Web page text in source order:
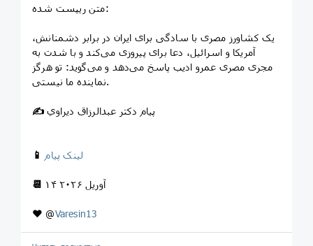
متن ریپست شده:
یک کشاورز مصری با سادگی برای ایران در برابر دشمنانش،
آمریکا و اسرائیل، دعا برای پیروزی می‌کند و با شدت به
مجری مصری عمرو ادیب پاسخ می‌دهد و می‌گوید: تو هرگز
نماینده ما نیستی.
✍️ پیام دکتر عبدالرزاق دیراوي
📱 لینک پیام
📆 ۱۴ آوریل ۲۰۲۶
❤️ @Varesin13